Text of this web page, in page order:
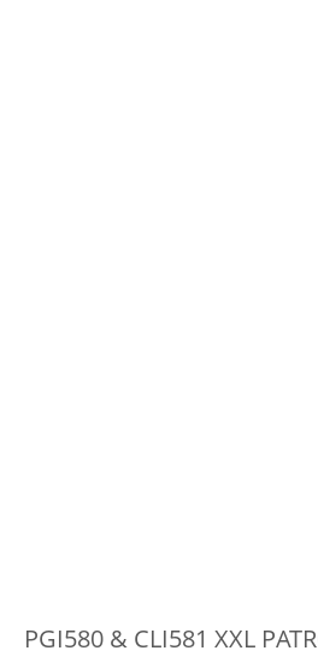
PGI580 & CLI581 XXL